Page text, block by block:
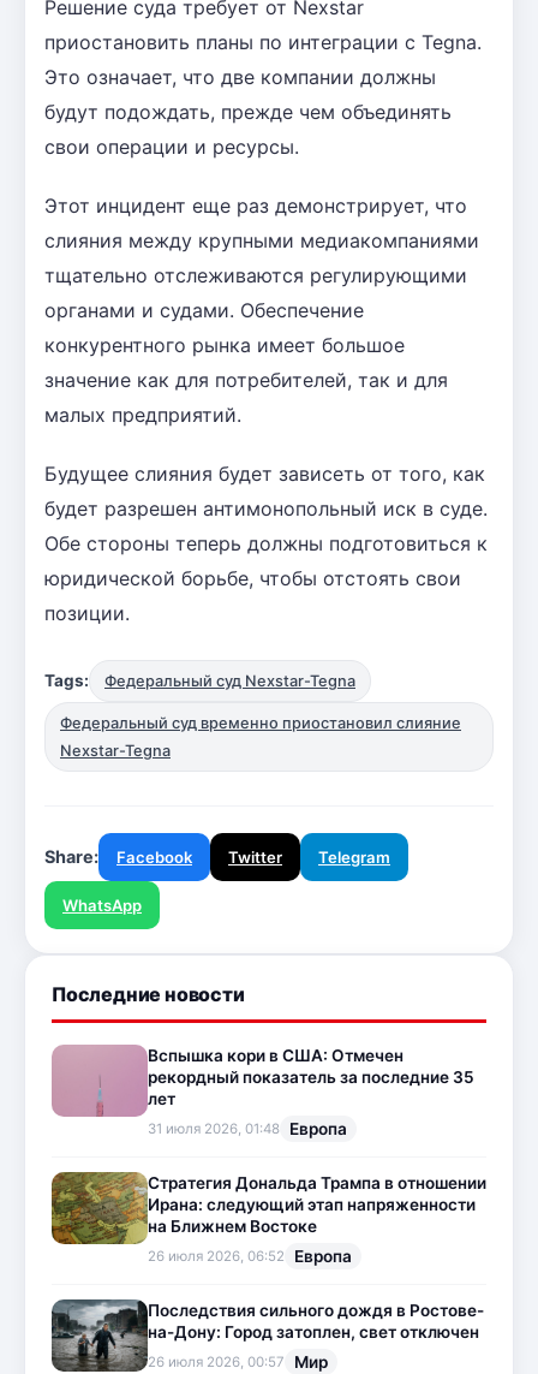
Решение суда требует от Nexstar
приостановить планы по интеграции с Tegna.
Это означает, что две компании должны
будут подождать, прежде чем объединять
свои операции и ресурсы.
Этот инцидент еще раз демонстрирует, что
слияния между крупными медиакомпаниями
тщательно отслеживаются регулирующими
органами и судами. Обеспечение
конкурентного рынка имеет большое
значение как для потребителей, так и для
малых предприятий.
Будущее слияния будет зависеть от того, как
будет разрешен антимонопольный иск в суде.
Обе стороны теперь должны подготовиться к
юридической борьбе, чтобы отстоять свои
позиции.
Tags: Федеральный суд Nexstar-Tegna
Федеральный суд временно приостановил слияние
Nexstar-Tegna
Share: Facebook Twitter Telegram
WhatsApp
Последние новости
Вспышка кори в США: Отмечен
рекордный показатель за последние 35
лет
31 июля 2026, 01:48 Европа
Стратегия Дональда Трампа в отношении
Ирана: следующий этап напряженности
на Ближнем Востоке
26 июля 2026, 06:52 Европа
Последствия сильного дождя в Ростове-
на-Дону: Город затоплен, свет отключен
26 июля 2026, 00:57 Мир